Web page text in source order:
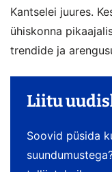
Kantselei juures.
ühiskonna
trendide ja
Liitu
Soovid püsida